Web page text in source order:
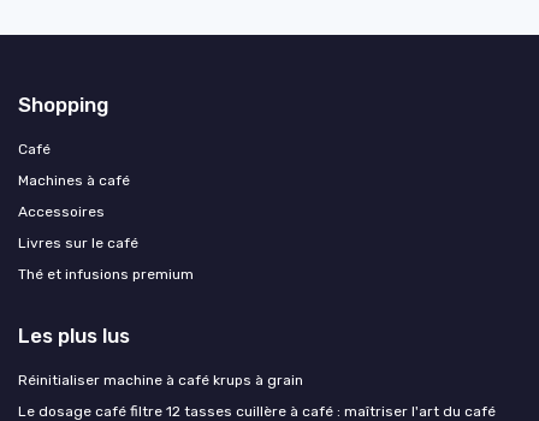
Shopping
Café
Machines à café
Accessoires
Livres sur le café
Thé et infusions premium
Les plus lus
Réinitialiser machine à café krups à grain
Le dosage café filtre 12 tasses cuillère à café : maîtriser l'art du café